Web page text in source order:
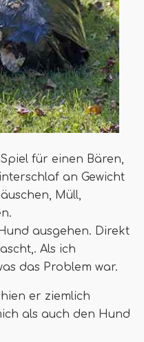
für einen Bären,
an Gewicht
Müll,
ausgehen. Direkt
Als ich
das Problem war.
er ziemlich
als auch den Hund